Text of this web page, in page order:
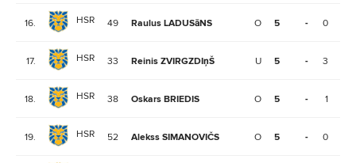
16. HSR 49 Raulus LADUSāNS O 5 - 0
17. HSR 33 Reinis ZVIRGZDIņŠ U 5 - 3
18. HSR 38 Oskars BRIEDIS O 5 - 1
19. HSR 52 Alekss SIMANOVIČS O 5 - 0